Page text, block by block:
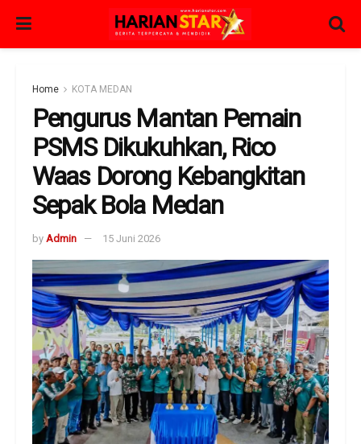
Home KOTA MEDAN
Pengurus Mantan Pemain
PSMS Dikukuhkan, Rico
Waas Dorong Kebangkitan
Sepak Bola Medan
by Admin 15 Juni 2026